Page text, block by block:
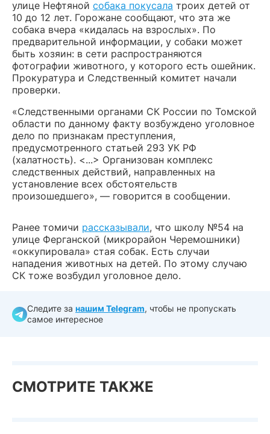
улице Нефтяной собака покусала троих детей от
10 до 12 лет. Горожане сообщают, что эта же
собака вчера «кидалась на взрослых». По
предварительной информации, у собаки может
быть хозяин: в сети распространяются
фотографии животного, у которого есть ошейник.
Прокуратура и Следственный комитет начали
проверки.
«Следственными органами СК России по Томской
области по данному факту возбуждено уголовное
дело по признакам преступления,
предусмотренного статьей 293 УК РФ
(халатность). <...> Организован комплекс
следственных действий, направленных на
установление всех обстоятельств
произошедшего», — говорится в сообщении.
Ранее томичи рассказывали, что школу №54 на
улице Ферганской (микрорайон Черемошники)
«оккупировала» стая собак. Есть случаи
нападения животных на детей. По этому случаю
СК тоже возбудил уголовное дело.
Следите за нашим Telegram, чтобы не пропускать
самое интересное
СМОТРИТЕ ТАКЖЕ